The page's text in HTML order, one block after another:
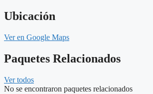
Ubicación
Ver en Google Maps
Paquetes Relacionados
Ver todos
No se encontraron paquetes relacionados